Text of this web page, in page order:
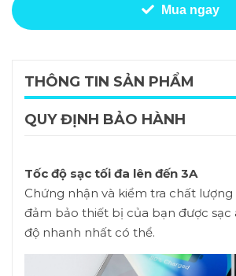
Mua ngay
THÔNG TIN SẢN PHẨM
QUY ĐỊNH BẢO HÀNH
Tốc độ sạc tối đa lên đến 3A
Chứng nhận và kiểm tra chất
đảm bảo thiết bị của bạn được sạc
độ nhanh nhất có thể.